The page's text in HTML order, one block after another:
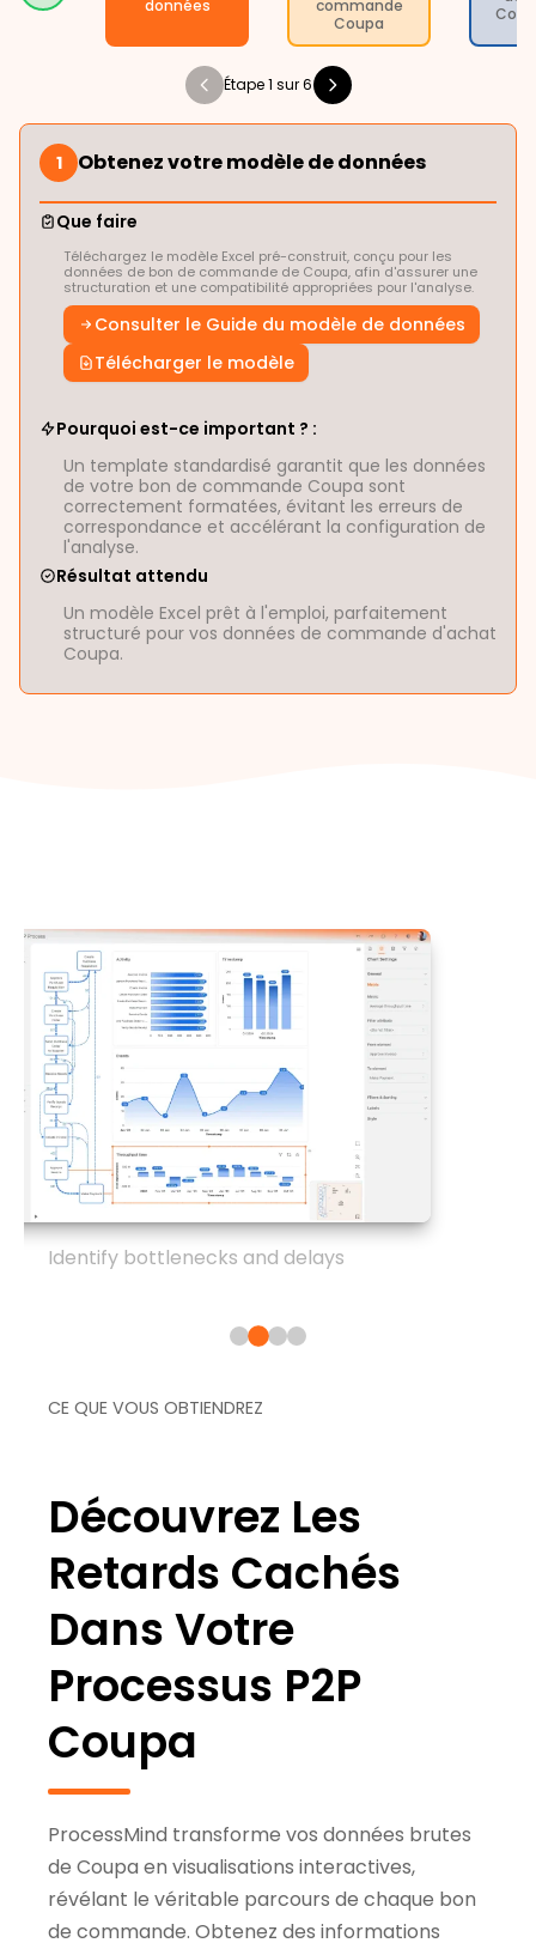
données
commande
Coupa
Étape 1 sur 6
1 Obtenez votre modèle de données
Que faire
Téléchargez le modèle Excel pré-construit, conçu pour les
données de bon de commande de Coupa, afin d'assurer une
structuration et une compatibilité appropriées pour l'analyse.
Consulter le Guide du modèle de données
Télécharger le modèle
Pourquoi est-ce important ? :
Un template standardisé garantit que les données
de votre bon de commande Coupa sont
correctement formatées, évitant les erreurs de
correspondance et accélérant la configuration de
l'analyse.
Résultat attendu
Un modèle Excel prêt à l'emploi, parfaitement
structuré pour vos données de commande d'achat
Coupa.
CE QUE VOUS OBTIENDREZ
Découvrez Les
Retards Cachés
Dans Votre
Processus P2P
Coupa
ProcessMind transforme vos données brutes
de Coupa en visualisations interactives,
révélant le véritable parcours de chaque bon
de commande. Obtenez des informations
Identify bottlenecks and delays